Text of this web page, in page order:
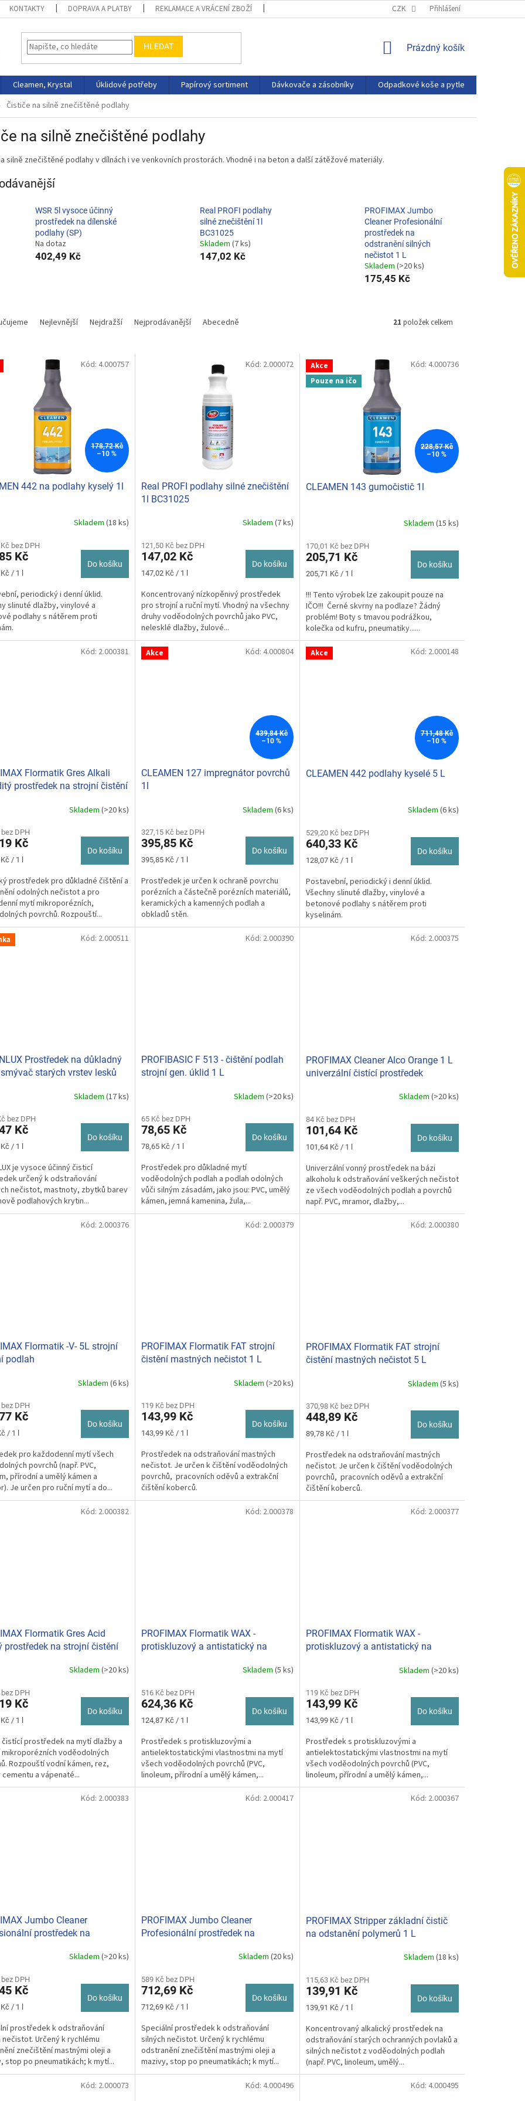
KONTAKTY DOPRAVA A PLATBY REKLAMACE A VRÁCENÍ ZBOŽÍ PODMÍNKY OCHRANY OSOBNÍCH ÚDAJŮ
CZK Přihlášení
HLEDAT
NÁKUPNÍ
Prázdný košík
Cleamen, Krystal Úklidové potřeby Papírový sortiment Dávkovače a zásobníky Odpadkové koše a pytle
Čističe na silně znečištěné podlahy
na silně znečištěné podlahy
silně znečištěné podlahy v dílnách i ve venkovních prostorách. Vhodné i na beton a další zátěžové materiály.
WSR 5l vysoce účinný
prostředek na dílenské
podlahy (SP)
Na dotaz
402,49 Kč
Real PROFI podlahy
silné znečištění 1l
BC31025
Skladem (7 ks)
147,02 Kč
PROFIMAX Jumbo
Cleaner Profesionální
prostředek na
odstranění silných
nečistot 1 L
Skladem (>20 ks)
175,45 Kč
Nejlevnější Nejdražší Nejprodávanější Abecedně 21 položek celkem
178,72 Kč
–10 %
442 na podlahy kyselý 1l
Skladem (18 ks)
bez DPH
Kč
/ 1 l
Do košíku
periodický i denní úklid.
slinuté dlažby, vinylové a
podlahy s nátěrem proti
Kód: 4.000757
Real PROFI podlahy silné znečištění
1l BC31025
Skladem (7 ks)
121,50 Kč bez DPH
147,02 Kč
Měrná
147,02 Kč / 1 l
Do košíku
Koncentrovaný nízkopěnivý prostředek
pro strojní a ruční mytí. Vhodný na všechny
druhy voděodolných povrchů jako PVC,
nelesklé dlažby, žulové...
Kód: 2.000072
Akce
Pouze na ičo
228,57 Kč
–10 %
CLEAMEN 143 gumočistič 1l
produktu
je
5,0
5
hvězdiček.
Skladem (15 ks)
170,01 Kč bez DPH
205,71 Kč
Měrná
205,71 Kč / 1 l
Do košíku
!!! Tento výrobek lze zakoupit pouze na
IČO!!! Černé skvrny na podlaze? Žádný
problém! Boty s tmavou podrážkou,
kolečka od kufru, pneumatiky......
Kód: 4.000736
Flormatik Gres Alkali
prostředek na strojní čistění
Skladem (>20 ks)
DPH
Kč
/ 1 l
Do košíku
prostředek pro důkladné čištění a
odolných nečistot a pro
mytí mikroporézních,
povrchů. Rozpouští...
Kód: 2.000381 Akce
439,84 Kč
–10 %
CLEAMEN 127 impregnátor povrchů
1l
Skladem (6 ks)
327,15 Kč bez DPH
395,85 Kč
Měrná
395,85 Kč / 1 l
Do košíku
Prostředek je určen k ochraně povrchu
porézních a částečně porézních materiálů,
keramických a kamenných podlah a
obkladů stěn.
Kód: 4.000804 Akce
711,48 Kč
–10 %
CLEAMEN 442 podlahy kyselé 5 L
Skladem (6 ks)
529,20 Kč bez DPH
640,33 Kč
Měrná
128,07 Kč / 1 l
Do košíku
Postavební, periodický i denní úklid.
Všechny slinuté dlažby, vinylové a
betonové podlahy s nátěrem proti
kyselinám.
Kód: 2.000148
Prostředek na důkladný
starých vrstev lesků
Skladem (17 ks)
bez DPH
Kč
/ 1 l
Do košíku
je vysoce účinný čisticí
určený k odstraňování
nečistot, mastnoty, zbytků barev
podlahových krytin...
Kód: 2.000511
PROFIBASIC F 513 - čištění podlah
strojní gen. úklid 1 L
Skladem (>20 ks)
65 Kč bez DPH
78,65 Kč
Měrná
78,65 Kč / 1 l
Do košíku
Prostředek pro důkladné mytí
voděodolných podlah a podlah odolných
vůči silným zásadám, jako jsou: PVC, umělý
kámen, jemná kamenina, žula,...
Kód: 2.000390
PROFIMAX Cleaner Alco Orange 1 L
univerzální čistící prostředek
Skladem (>20 ks)
84 Kč bez DPH
101,64 Kč
Měrná
101,64 Kč / 1 l
Do košíku
Univerzální vonný prostředek na bázi
alkoholu k odstraňování veškerých nečistot
ze všech voděodolných podlah a povrchů
např. PVC, mramor, dlažby,...
Kód: 2.000375
Flormatik -V- 5L strojní
podlah
Skladem (6 ks)
DPH
Kč
/ 1 l
Do košíku
pro každodenní mytí všech
povrchů (např. PVC,
přírodní a umělý kámen a
Je určen pro ruční mytí a do...
Kód: 2.000376
PROFIMAX Flormatik FAT strojní
čistění mastných nečistot 1 L
Skladem (>20 ks)
119 Kč bez DPH
143,99 Kč
Měrná
143,99 Kč / 1 l
Do košíku
Prostředek na odstraňování mastných
nečistot. Je určen k čištění voděodolných
povrchů, pracovních oděvů a extrakční
čištění koberců.
Kód: 2.000379
PROFIMAX Flormatik FAT strojní
čistění mastných nečistot 5 L
Skladem (5 ks)
370,98 Kč bez DPH
448,89 Kč
Měrná
89,78 Kč / 1 l
Do košíku
Prostředek na odstraňování mastných
nečistot. Je určen k čištění voděodolných
povrchů, pracovních oděvů a extrakční
čištění koberců.
Kód: 2.000380
Flormatik Gres Acid
prostředek na strojní čistění
Skladem (>20 ks)
DPH
Kč
/ 1 l
Do košíku
prostředek na mytí dlažby a
voděodolných
Rozpouští vodní kámen, rez,
a vápenaté...
Kód: 2.000382
PROFIMAX Flormatik WAX -
protiskluzový a antistatický na
Skladem (5 ks)
516 Kč bez DPH
624,36 Kč
Měrná
124,87 Kč / 1 l
Do košíku
Prostředek s protiskluzovými a
antielektostatickými vlastnostmi na mytí
všech voděodolných povrchů (PVC,
linoleum, přírodní a umělý kámen,...
Kód: 2.000378
PROFIMAX Flormatik WAX -
protiskluzový a antistatický na
Skladem (>20 ks)
119 Kč bez DPH
143,99 Kč
Měrná
143,99 Kč / 1 l
Do košíku
Prostředek s protiskluzovými a
antielektostatickými vlastnostmi na mytí
všech voděodolných povrchů (PVC,
linoleum, přírodní a umělý kámen,...
Kód: 2.000377
Jumbo Cleaner
prostředek na
Skladem (>20 ks)
DPH
Kč
/ 1 l
Do košíku
prostředek k odstraňování
nečistot. Určený k rychlému
znečištění mastnými oleji a
stop po pneumatikách; k mytí...
Kód: 2.000383
PROFIMAX Jumbo Cleaner
Profesionální prostředek na
Skladem (20 ks)
589 Kč bez DPH
712,69 Kč
Měrná
712,69 Kč / 1 l
Do košíku
Speciální prostředek k odstraňování
silných nečistot. Určený k rychlému
odstranění znečištění mastnými oleji a
mazivy, stop po pneumatikách; k mytí...
Kód: 2.000417
PROFIMAX Stripper základní čistič
na odstanění polymerů 1 L
Skladem (18 ks)
115,63 Kč bez DPH
139,91 Kč
Měrná
139,91 Kč / 1 l
Do košíku
Koncentrovaný alkalický prostředek na
odstraňování starých ochranných povlaků a
silných nečistot z voděodolných podlah
(např. PVC, linoleum, umělý...
Kód: 2.000367
Kód: 2.000073 Kód: 4.000496 Kód: 4.000495